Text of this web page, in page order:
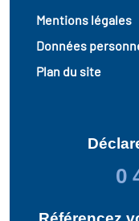
Mentions légales
Données
Plan du site
0